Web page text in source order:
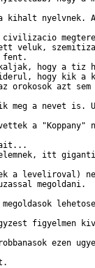
a kihalt
veluk,
fent.
hogy a tiz
hogy kik a
orokosok azt
meg a nevet is.
a
itt
a leveliroval)
megoldani.
figyelmen
ezen